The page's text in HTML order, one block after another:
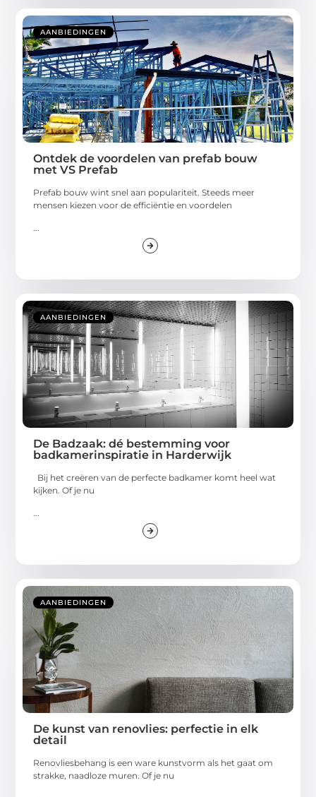
AANBIEDINGEN
Ontdek de voordelen van prefab bouw
met VS Prefab
Prefab bouw wint snel aan populariteit. Steeds meer
mensen kiezen voor de efficiëntie en voordelen
...
AANBIEDINGEN
De Badzaak: dé bestemming voor
badkamerinspiratie in Harderwijk
Bij het creëren van de perfecte badkamer komt heel wat
kijken. Of je nu
...
AANBIEDINGEN
De kunst van renovlies: perfectie in elk
detail
Renovliesbehang is een ware kunstvorm als het gaat om
strakke, naadloze muren. Of je nu